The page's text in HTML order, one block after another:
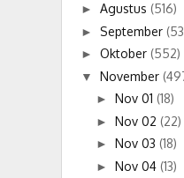
► Agustus (516)
► September
► Oktober (552)
▼ November
► Nov 01 (18)
► Nov 02 (22)
► Nov 03 (18)
► Nov 04 (13)